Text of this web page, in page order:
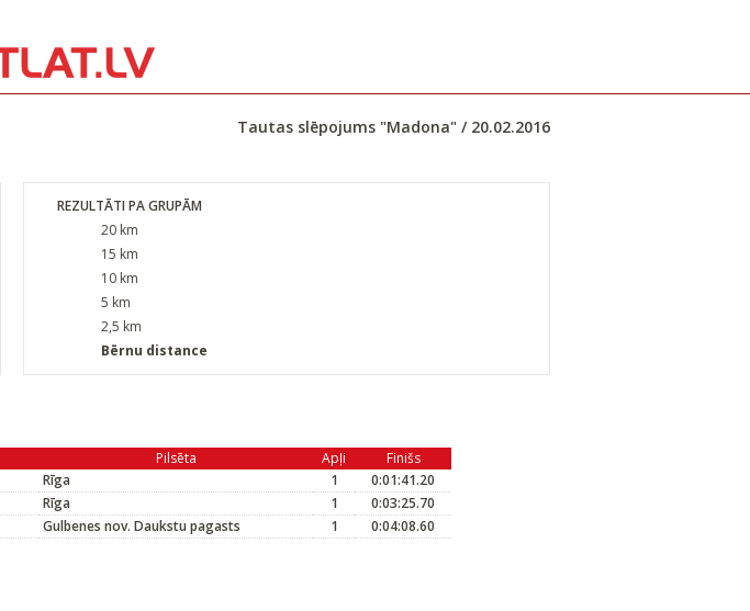
Tautas slēpojums "Madona" / 20.02.2016
REZULTĀTI PA GRUPĀM
20 km
15 km
10 km
5 km
2,5 km
Bērnu distance
Pilsēta Apļi
Finišs
Rīga 1
0:01:41.20
Rīga 1
0:03:25.70
Gulbenes nov. Daukstu pagasts 1 0:04:08.60